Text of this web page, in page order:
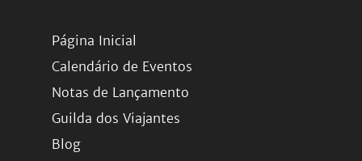
Página Inicial
Calendário de Eventos
Notas de Lançamento
Guilda dos Viajantes
Blog